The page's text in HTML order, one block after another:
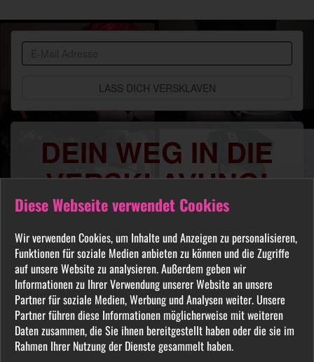
Diese Webseite verwendet Cookies
Wir verwenden Cookies, um Inhalte und Anzeigen zu personalisieren,
Funktionen für soziale Medien anbieten zu können und die Zugriffe
auf unsere Website zu analysieren. Außerdem geben wir
Informationen zu Ihrer Verwendung unserer Website an unsere
Partner für soziale Medien, Werbung und Analysen weiter. Unsere
Partner führen diese Informationen möglicherweise mit weiteren
Daten zusammen, die Sie ihnen bereitgestellt haben oder die sie im
Rahmen Ihrer Nutzung der Dienste gesammelt haben.
DEIN WEG IN DIE
VERSKLAVUNG!
Du sehnst Dich danach benutzt, manipuliert,
gequält oder ausgelacht zu werden? Jeder
FETISCH ist in unserer Community willkommen
und auch Du wirst hier Deine Herrin finden, die
Dich Schritt für Schritt in das Sklavenleben deiner
Träume führt. Lebe deine dunkelsten Fantasien
LIVE vor der Cam aus. Finde unter tausenden
privaten SM- und Fetischvideos deine dominante
Lady und genieße die Leidenschaft, die Leiden